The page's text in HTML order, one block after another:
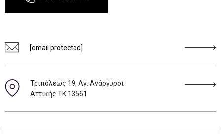
[email protected]
Τριπόλεως 19, Αγ. Ανάργυροι
Αττικής ΤΚ 13561